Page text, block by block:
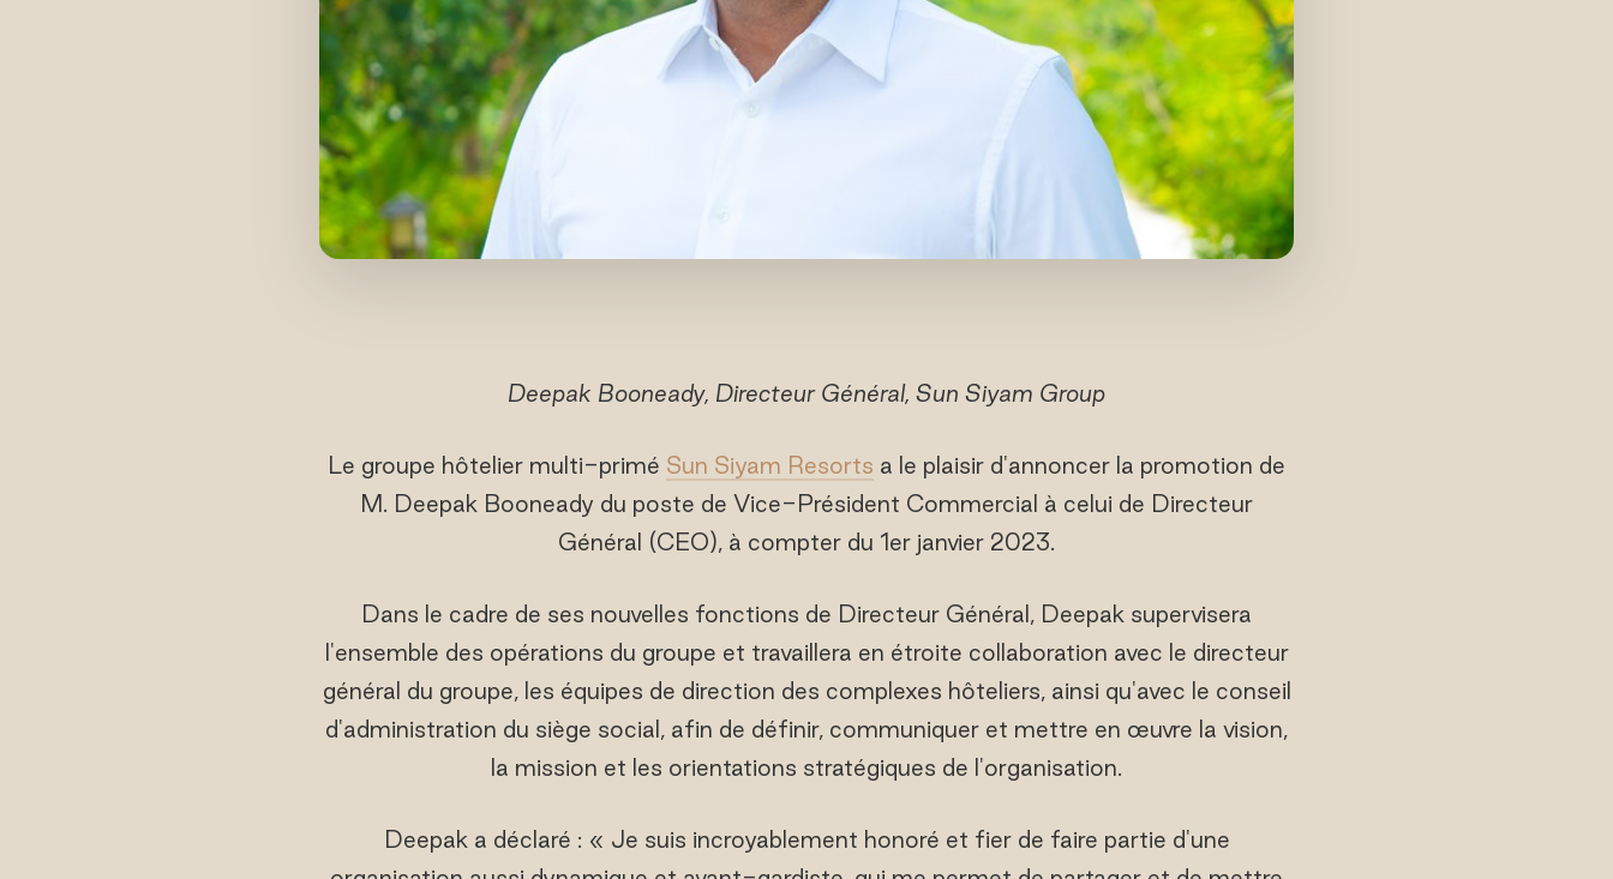
Deepak Booneady, Directeur Général, Sun Siyam Group
Le groupe hôtelier multi-primé Sun Siyam Resorts a le plaisir d'annoncer la promotion de
M. Deepak Booneady du poste de Vice-Président Commercial à celui de Directeur
Général (CEO), à compter du 1er janvier 2023.
Dans le cadre de ses nouvelles fonctions de Directeur Général, Deepak supervisera
l'ensemble des opérations du groupe et travaillera en étroite collaboration avec le directeur
général du groupe, les équipes de direction des complexes hôteliers, ainsi qu'avec le conseil
d'administration du siège social, afin de définir, communiquer et mettre en œuvre la vision,
la mission et les orientations stratégiques de l'organisation.
Deepak a déclaré : « Je suis incroyablement honoré et fier de faire partie d'une